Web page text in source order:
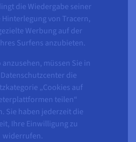
die Wiedergabe seiner
Hinterlegung von Tracern,
Werbung auf der
Surfens anzubieten.
anzusehen, müssen Sie in
die
„Cookies auf
teilen“
Sie haben jederzeit die
Ihre Einwilligung zu
widerrufen.